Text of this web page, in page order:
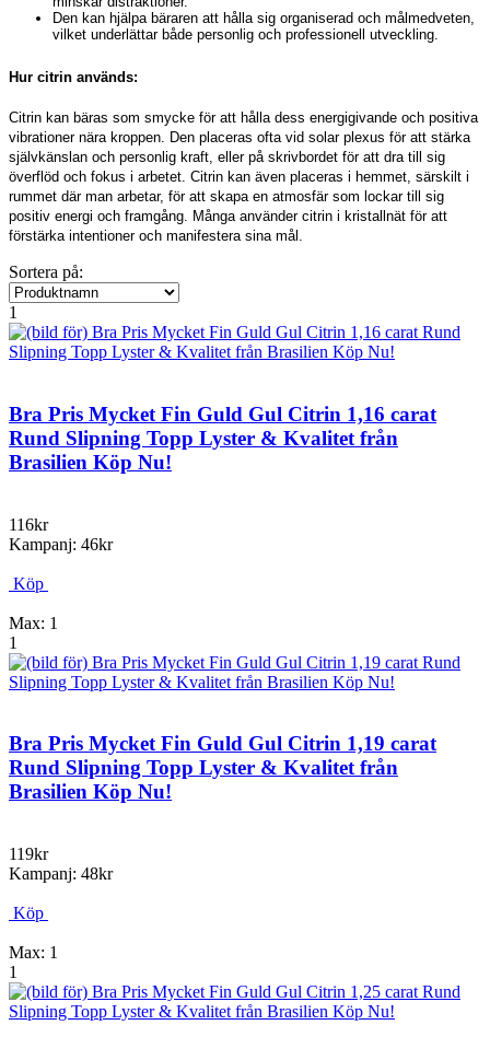
Den kan hjälpa bäraren att hålla sig organiserad och målmedveten,
vilket underlättar både personlig och professionell utveckling.
Hur citrin används:
Citrin kan bäras som smycke för att hålla dess energigivande och positiva
vibrationer nära kroppen. Den placeras ofta vid solar plexus för att stärka
självkänslan och personlig kraft, eller på skrivbordet för att dra till sig
överflöd och fokus i arbetet. Citrin kan även placeras i hemmet, särskilt i
rummet där man arbetar, för att skapa en atmosfär som lockar till sig
positiv energi och framgång. Många använder citrin i kristallnät för att
förstärka intentioner och manifestera sina mål.
Sortera på:
1
Bra Pris Mycket Fin Guld Gul Citrin 1,16 carat
Rund Slipning Topp Lyster & Kvalitet från
Brasilien Köp Nu!
116kr
Kampanj: 46kr
Köp
Max: 1
1
Bra Pris Mycket Fin Guld Gul Citrin 1,19 carat
Rund Slipning Topp Lyster & Kvalitet från
Brasilien Köp Nu!
119kr
Kampanj: 48kr
Köp
Max: 1
1